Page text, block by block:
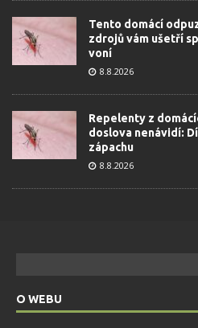
Tento domácí
zdrojů vám ušetří
voní
8.8.2026
Repelenty z
doslova nenávidí:
zápachu
8.8.2026
O WEBU